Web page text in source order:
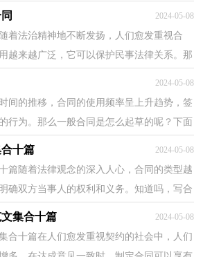
2024-05-08
着法治精神地不断发扬，人们愈发重视合
越来越广泛，它可以保护民事法律关系。那
2024-05-08
间的推移，合同的使用频率呈上升趋势，签
行为。那么一般合同是怎么起草的呢？下面
十篇 2024-05-08
篇随着法律观念的深入人心，合同的类型越
确双方当事人的权利和义务。知道吗，写合
文集合十篇 2024-05-08
合十篇在人们愈发重视契约的社会中，人们